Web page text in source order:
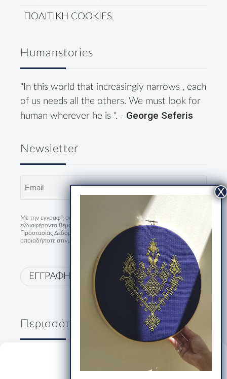
ΠΟΛΙΤΙΚΗ COOKIES
Humanstories
"In this world that increasingly narrows , each
of us needs all the others. We must look for
human wherever he is ". - George Seferis
Newsletter
Με την εγγραφή σου συμφωνείς να λαμβάνεις τα νέα και
ενδιαφέροντα θέματα του HumanStories και με τηνΠολιτική
Προστασίας Δεδομένων
. Μπορείς να διαγραφείς από την λίστα
οποιαδήποτε στιγμή.
ΕΓΓΡΑΦΗ
Περισσότερα
Δύο κύριοι, ένα ουζάκι και μία